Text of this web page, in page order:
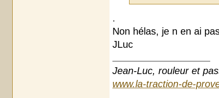
.
Non hélas, je n en ai
JLuc
Jean-Luc, rouleur et
www.la-traction-de-